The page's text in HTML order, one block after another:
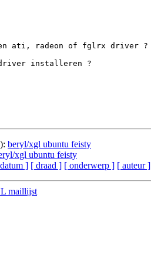
ati, radeon of fglrx driver ?
driver installeren ?
beryl/xgl ubuntu feisty
xgl ubuntu feisty
] [ draad ] [ onderwerp ] [ auteur ]
maillijst